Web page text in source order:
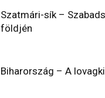
Szatmári-sík –
földjén
Biharország – A